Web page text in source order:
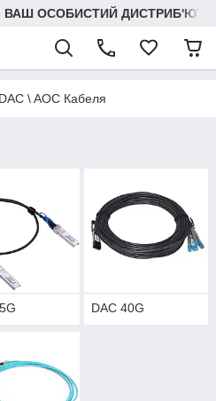
ВАШ ОСОБИСТИЙ
DAC \ AOC Кабеля
DAC 40G